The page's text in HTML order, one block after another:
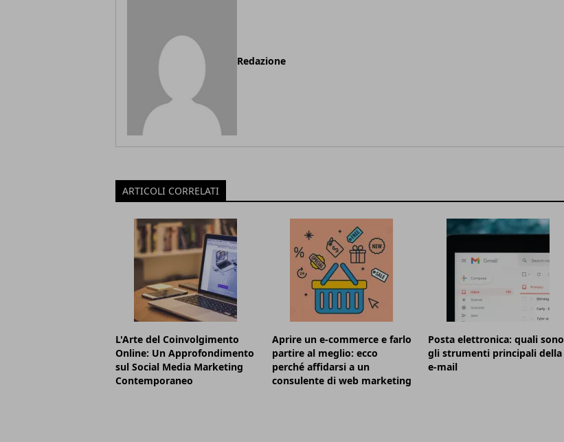
Redazione
ARTICOLI CORRELATI
L'Arte del Coinvolgimento
Online: Un Approfondimento
sul Social Media Marketing
Contemporaneo
Aprire un e-commerce e farlo
partire al meglio: ecco
perché affidarsi a un
consulente di web marketing
Posta elettronica: quali sono
gli strumenti principali della
e-mail